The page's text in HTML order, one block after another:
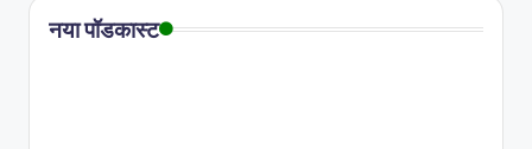
नया पॉडकास्ट